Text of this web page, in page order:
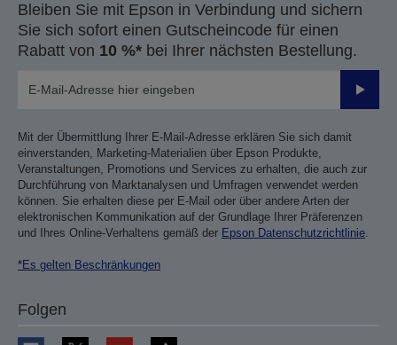
Bleiben Sie mit Epson in Verbindung und sichern
Sie sich sofort einen Gutscheincode für einen
Rabatt von 10 %* bei Ihrer nächsten Bestellung.
Mit der Übermittlung Ihrer E-Mail-Adresse erklären Sie sich damit
einverstanden, Marketing-Materialien über Epson Produkte,
Veranstaltungen, Promotions und Services zu erhalten, die auch zur
Durchführung von Marktanalysen und Umfragen verwendet werden
können. Sie erhalten diese per E-Mail oder über andere Arten der
elektronischen Kommunikation auf der Grundlage Ihrer Präferenzen
und Ihres Online-Verhaltens gemäß der Epson Datenschutzrichtlinie.
*Es gelten Beschränkungen
Folgen